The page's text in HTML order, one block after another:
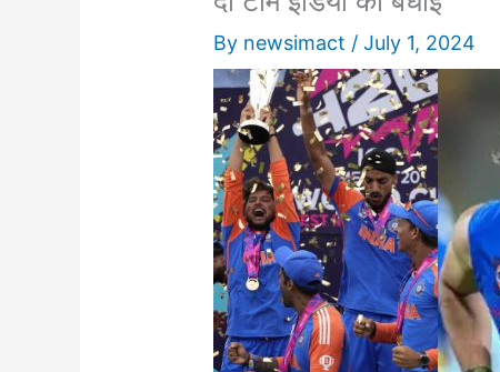
By newsimact /July 1, 2024